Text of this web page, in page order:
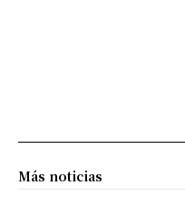
Más noticias